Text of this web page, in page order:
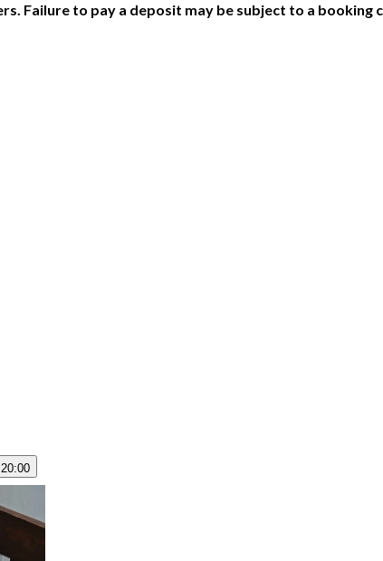
Failure to pay a deposit may be subject to a booking